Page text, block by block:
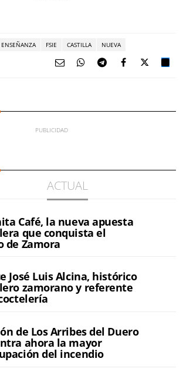
ENSEÑANZA FSIE CASTILLA NUEVA
ACTUAL
Café, la nueva apuesta
que conquista el
de Zamora
José Luis Alcina, histórico
zamorano y referente
de Los Arribes del Duero
ahora la mayor
del incendio